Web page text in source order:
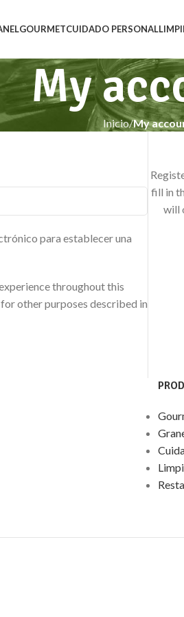
GOURMETCUIDADO PERSONAL
My
Inicio My
para establecer una
throughout this
other purposes described in
fill in
will